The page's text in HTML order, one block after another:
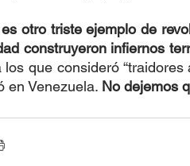
otro triste ejemplo de
construyeron infiernos
que consideró
en Venezuela. No dejemos